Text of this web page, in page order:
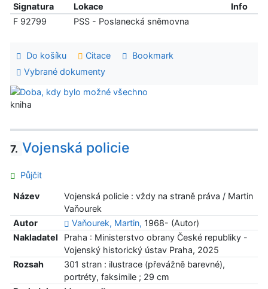
Signatura Lokace
Info
F 92799
PSS - Poslanecká sněmovna
Do košíku Citace
Bookmark
Vybrané dokumenty
kniha
7. Vojenská policie
Půjčit
Název
Vojenská policie : vždy na straně práva / Martin
Vaňourek
Autor
Vaňourek, Martin, 1968- (Autor)
Nakladatel
Praha : Ministerstvo obrany České republiky -
Vojenský historický ústav Praha, 2025
Rozsah
301 stran : ilustrace (převážně barevné),
portréty, faksimile ; 29 cm